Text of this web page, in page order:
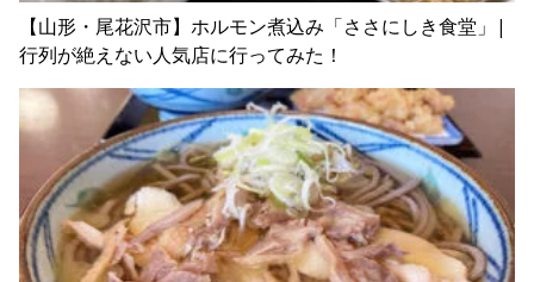
【山形・尾花沢市】ホルモン煮込み「ささにしき食堂」|
行列が絶えない人気店に行ってみた！